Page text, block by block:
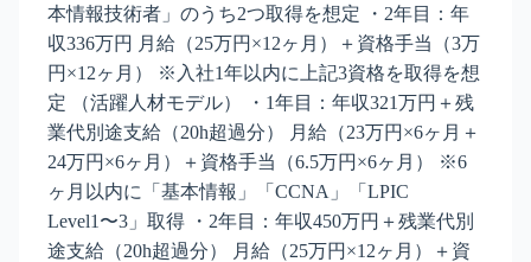
本情報技術者」のうち2つ取得を想定 ・2年目：年
収336万円 月給（25万円×12ヶ月）＋資格手当（3万
円×12ヶ月） ※入社1年以内に上記3資格を取得を想
定 （活躍人材モデル） ・1年目：年収321万円＋残
業代別途支給（20h超過分） 月給（23万円×6ヶ月＋
24万円×6ヶ月）＋資格手当（6.5万円×6ヶ月） ※6
ヶ月以内に「基本情報」「CCNA」「LPIC
Level1〜3」取得 ・2年目：年収450万円＋残業代別
途支給（20h超過分） 月給（25万円×12ヶ月）＋資